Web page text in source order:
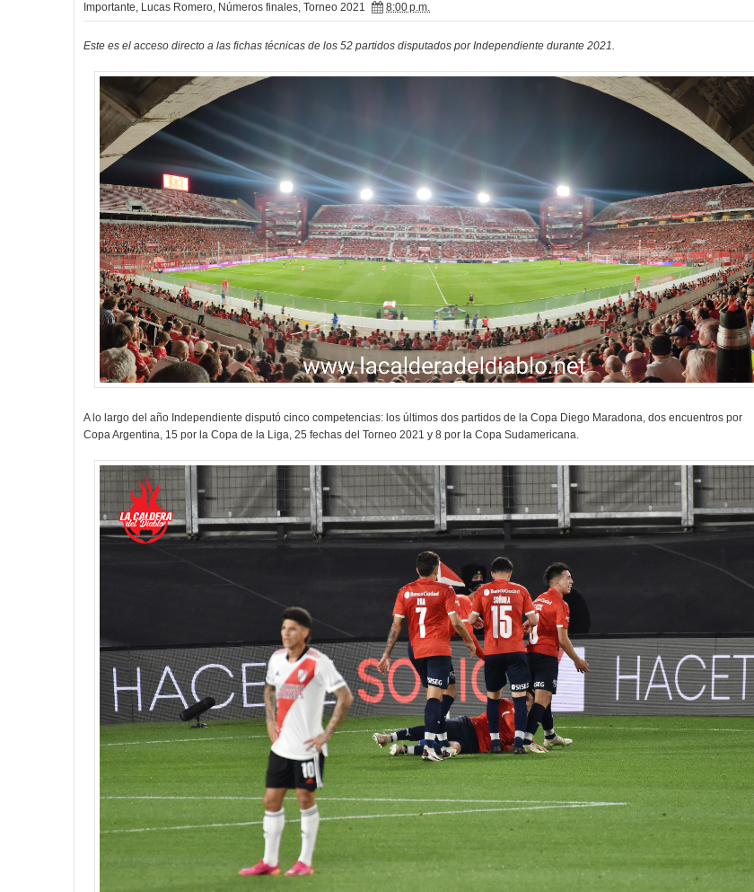
Importante, Lucas Romero, Números finales, Torneo 2021 8:00 p.m.
Este es el acceso directo a las fichas técnicas de los 52 partidos disputados por Independiente durante 2021.
A lo largo del año Independiente disputó cinco competencias: los últimos dos partidos de la Copa Diego Maradona, dos encuentros por
Copa Argentina, 15 por la Copa de la Liga, 25 fechas del Torneo 2021 y 8 por la Copa Sudamericana.